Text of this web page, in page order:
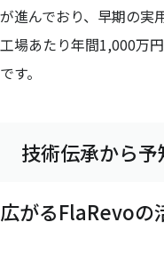
が進んでおり、早期の実
工場あたり年間1,000万
です。
技術伝承から
広がるFlaRevoの